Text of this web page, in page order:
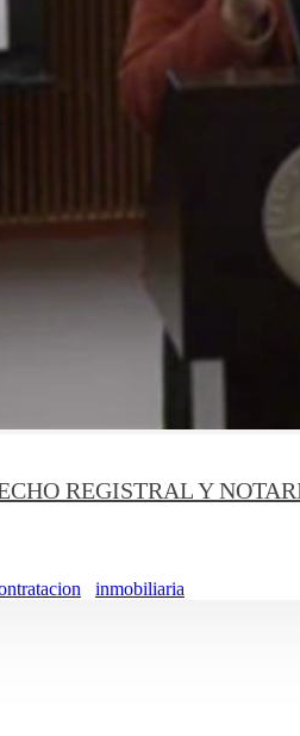
REGISTRAL Y
inmobiliaria